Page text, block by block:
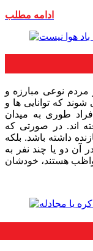
ادامه مطلب
مردم نوعی مبارزه و
که توانایی ها و
طوری به میدان
اند. در صورتی که
داشته باشد. بلکه
آن دو یا چند نفر به